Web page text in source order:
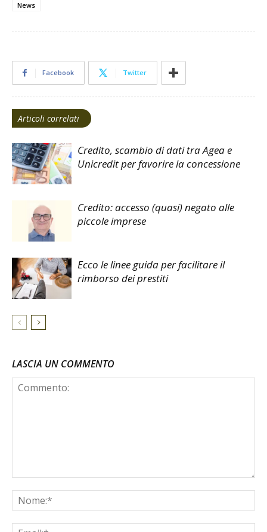
News
Facebook Twitter
Articoli correlati
Credito, scambio di dati tra Agea e
Unicredit per favorire la concessione
Credito: accesso (quasi) negato alle
piccole imprese
Ecco le linee guida per facilitare il
rimborso dei prestiti
LASCIA UN COMMENTO